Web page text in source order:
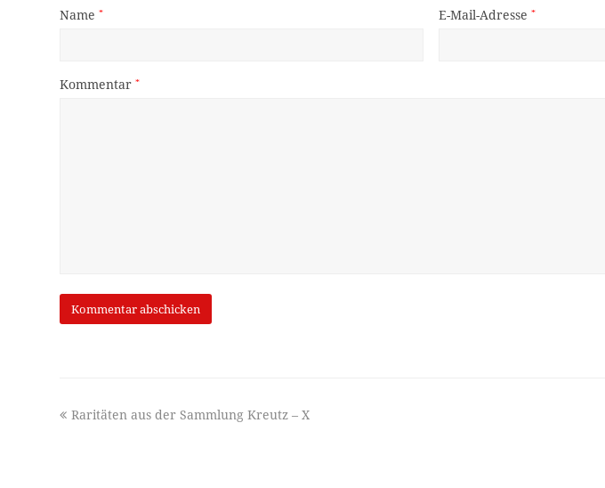
Name* E-Mail-Adresse *
Kommentar*
previous
Raritäten aus der Sammlung Kreutz – X